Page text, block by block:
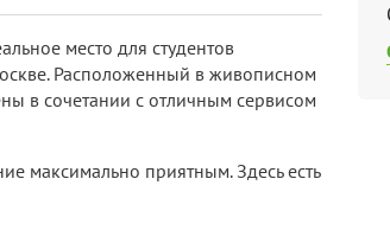
место для студентов
Расположенный в живописном
в сочетании с отличным сервисом
максимально приятным. Здесь есть